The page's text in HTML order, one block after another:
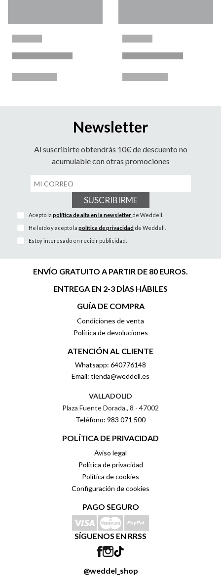
Newsletter
Al suscribirte obtendrás 10€ de descuento no
acumulable con otras promociones
SUSCRIBIRME
Acepto lapolítica de alta en la newsletter de Weddell.
He leído y acepto lapolítica de privacidad de Weddell.
Estoy interesado en recibir publicidad.
ENVÍO GRATUITO A PARTIR DE 80 EUROS.
ENTREGA EN 2-3 DÍAS HÁBILES
GUÍA DE COMPRA
Condiciones de venta
Política de devoluciones
ATENCIÓN AL CLIENTE
Whatsapp: 640776148
Email: tienda@weddell.es
VALLADOLID
Plaza Fuente Dorada., 8 - 47002
Teléfono: 983 071 500
POLÍTICA DE PRIVACIDAD
Aviso legal
Política de privacidad
Política de cookies
Configuración de cookies
PAGO SEGURO
SÍGUENOS EN RRSS
@weddel_shop